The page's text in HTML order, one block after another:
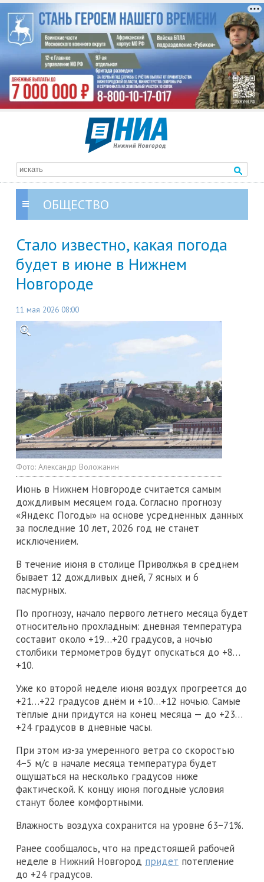
ОБЩЕСТВО
Стало известно, какая погода
будет в июне в Нижнем
Новгороде
11 мая 2026 08:00
Фото: Александр Воложанин
Июнь в Нижнем Новгороде считается самым
дождливым месяцем года. Согласно прогнозу
«Яндекс Погоды» на основе усредненных данных
за последние 10 лет, 2026 год не станет
исключением.
В течение июня в столице Приволжья в среднем
бывает 12 дождливых дней, 7 ясных и 6
пасмурных.
По прогнозу, начало первого летнего месяца будет
относительно прохладным: дневная температура
составит около +19…+20 градусов, а ночью
столбики термометров будут опускаться до +8…
+10.
Уже ко второй неделе июня воздух прогреется до
+21…+22 градусов днём и +10…+12 ночью. Самые
тёплые дни придутся на конец месяца — до +23…
+24 градусов в дневные часы.
При этом из-за умеренного ветра со скоростью
4−5 м/с в начале месяца температура будет
ощущаться на несколько градусов ниже
фактической. К концу июня погодные условия
станут более комфортными.
Влажность воздуха сохранится на уровне 63−71%.
Ранее сообщалось, что на предстоящей рабочей
неделе в Нижний Новгород придет потепление
до +24 градусов.